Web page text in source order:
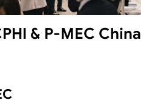
& P-MEC China